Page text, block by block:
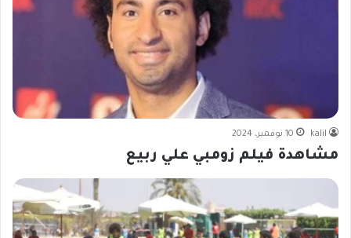
kalil 10 نوفمبر، 2024
مشاهدة فيلم زومبي علي ربيع